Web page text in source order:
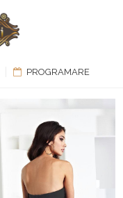
PROGRAMARE